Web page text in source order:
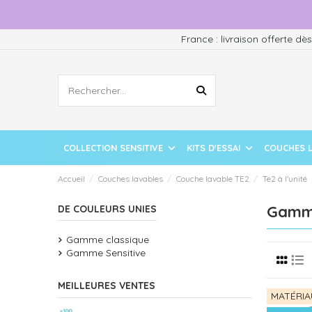
France : livraison offerte
COLLECTION SENSITIVE KITS D'ESSAI COUCHES
Accueil Couches lavables Couche lavable TE2 Te2 à l'unité
DE COULEURS UNIES
Gamme classique
Gamme Sensitive
MEILLEURES VENTES